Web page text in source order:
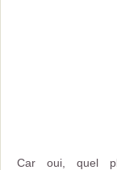
Car oui, quel